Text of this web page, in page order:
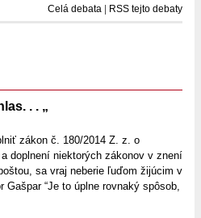
Celá debata RSS tejto debaty
. . „
zákon č. 180/2014 Z. z. o
doplnení niektorých zákonov v znení
sa vraj neberie ľuďom žijúcim v
“Je to úplne rovnaký spôsob,